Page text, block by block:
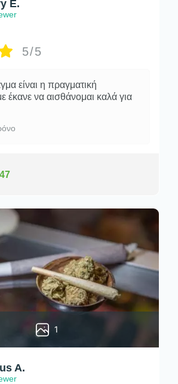
E.
5/5
είναι η πραγματική
έκανε να αισθάνομαι καλά για
1
A.